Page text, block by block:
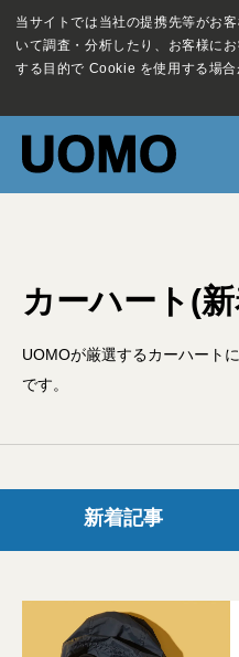
当サイトでは当社の提携先等がお
いて調査・分析したり、お客様に
する目的で Cookie を使用する場合
カーハート(
UOMOが厳選するカーハート
です。
新着記事